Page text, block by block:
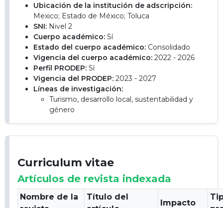
Ubicación de la institución de adscripción:
Mexico; Estado de México; Toluca
SNI: Nivel 2
Cuerpo académico: Sí
Estado del cuerpo académico: Consolidado
Vigencia del cuerpo académico: 2022 - 2026
Perfil PRODEP: Sí
Vigencia del PRODEP: 2023 - 2027
Líneas de investigación:
Turismo, desarrollo local, sustentabilidad y
género
Curriculum vitae
Artículos de revista indexada
Nombre de la
Título del
Impacto